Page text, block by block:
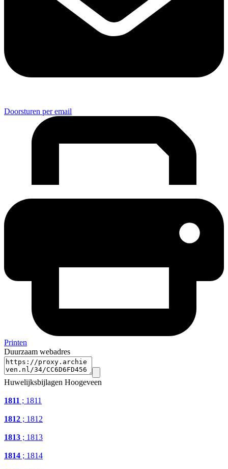
Doorsturen per email
Printen
Duurzaam webadres
Huwelijksbijlagen Hoogeveen
1811 ; 1811
1812 ; 1812
1813 ; 1813
1814 ; 1814